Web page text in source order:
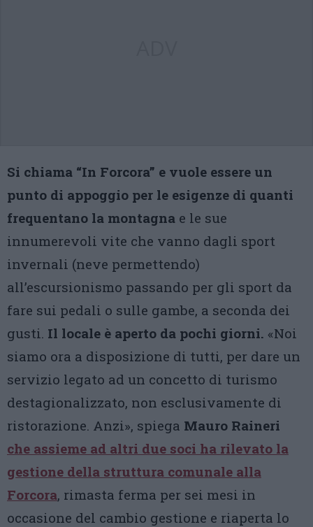
Si chiama “In Forcora” e vuole essere un
punto di appoggio per le esigenze di quanti
frequentano la montagna e le sue
innumerevoli vite che vanno dagli sport
invernali (neve permettendo)
all’escursionismo passando per gli sport da
fare sui pedali o sulle gambe, a seconda dei
gusti. Il locale è aperto da pochi giorni. «Noi
siamo ora a disposizione di tutti, per dare un
servizio legato ad un concetto di turismo
destagionalizzato, non esclusivamente di
ristorazione. Anzi», spiega Mauro Raineri
che assieme ad altri due soci ha rilevato la
gestione della struttura comunale alla
Forcora, rimasta ferma per sei mesi in
occasione del cambio gestione e riaperta lo